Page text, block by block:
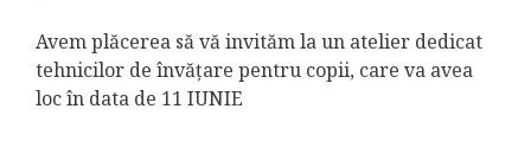
Avem plăcerea să vă invităm la un atelier dedicat
tehnicilor de învățare pentru copii, care va avea
loc în data de 11 IUNIE